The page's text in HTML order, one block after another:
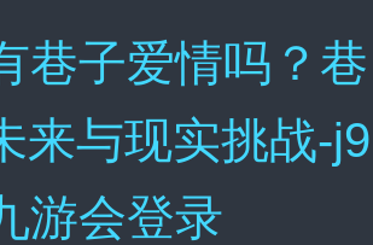
巷子爱情吗？巷
来与现实挑战-j9
游会登录